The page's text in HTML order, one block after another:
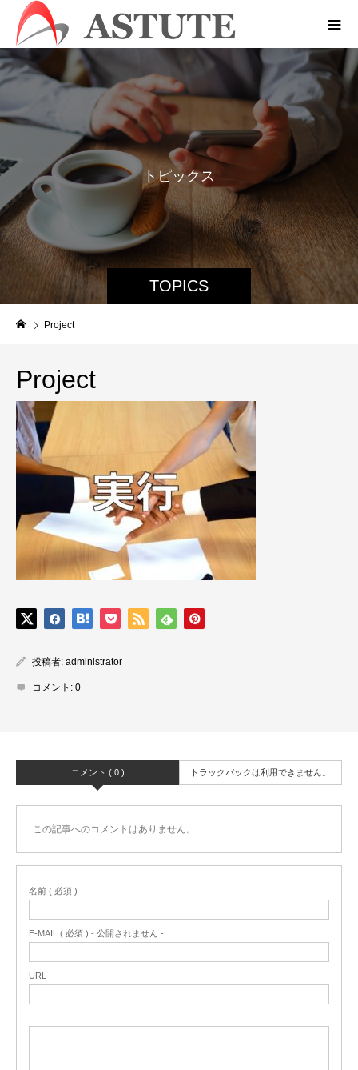
TOPICS
トピックス
Project
Project
投稿者: administrator
コメント: 0
コメント ( 0 ) トラックバックは利用できません。
この記事へのコメントはありません。
名前 ( 必須 )
E-MAIL ( 必須 ) - 公開されません -
URL